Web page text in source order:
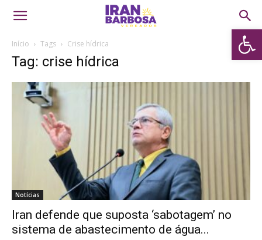
Abrir
Início Tags Crise hídrica
Tag: crise hídrica
Notícias
Iran defende que suposta ‘sabotagem’ no
sistema de abastecimento de água...